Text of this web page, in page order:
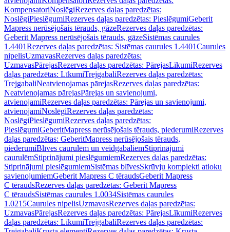
KompensatoriNoslēgiRezerves daļas paredzētas:
NoslēgiPieslēgumiRezerves daļas paredzētas: PieslēgumiGeberit
Mapress nerūsējošais tērauds, gāzeRezerves daļas paredzētas:
Geberit Mapress nerūsējošais tērauds, gāzeSistēmas caurules
1.4401Rezerves daļas paredzētas: Sistēmas caurules 1.4401Caurules
nipelisUzmavasRezerves daļas paredzētas:
UzmavasPārejasRezerves daļas paredzētas: PārejasLīkumiRezerves
daļas paredzētas: LīkumiTrejgabaliRezerves daļas paredzētas:
TrejgabaliNeatvienojamas pārejasRezerves daļas paredzētas:
Neatvienojamas pārejasPārejas un savienojumi,
atvienojamiRezerves daļas paredzētas: Pārejas un savienojumi,
atvienojamiNoslēgiRezerves daļas paredzētas:
NoslēgiPieslēgumiRezerves daļas paredzētas:
PieslēgumiGeberitMapress nerūsējošais tērauds, piederumiRezerves
daļas paredzētas: GeberitMapress nerūsējošais tērauds,
piederumiBlīves caurulēm un veidgabaliemStiprinājumi
caurulēmStiprinājumi pieslēgumiemRezerves daļas paredzētas:
Stiprinājumi pieslēgumiemSistēmas blīvesSkrūvju komplekti atloku
savienojumiemGeberit Mapress C tēraudsGeberit Mapress
C tēraudsRezerves daļas paredzētas: Geberit Mapress
C tēraudsSistēmas caurules 1.0034Sistēmas caurules
1.0215Caurules nipelisUzmavasRezerves daļas paredzētas:
UzmavasPārejasRezerves daļas paredzētas: PārejasLīkumiRezerves
daļas paredzētas: LīkumiTrejgabaliRezerves daļas paredzētas: